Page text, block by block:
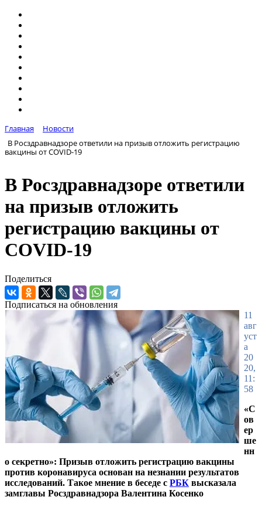
Главная
Новости
В Росздравнадзоре ответили на призыв отложить регистрацию
вакцины от COVID-19
В Росздравнадзоре ответили
на призыв отложить
регистрацию вакцины от
COVID-19
Поделиться
Подписаться на обновления
11
авг
уст
а
20
20,
11:
58
«С
ов
ер
ше
нн
о секретно»: Призыв отложить регистрацию вакцины
против коронавируса основан на незнании результатов
исследований. Такое мнение в беседе с РБК высказала
замглавы Росздравнадзора Валентина Косенко